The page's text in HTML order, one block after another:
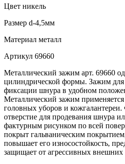
Цвет никель
Размер d-4,5мм
Материал металл
Артикул 69660
Металлический зажим арт. 69660
цилиндрической формы. Зажим для
фиксации шнура в удобном
Металлический зажим
головных уборов и
отверстие для продевания шнура
фактурным рисунком по всей
покрыт гальваническим
повышает его износостойкость,
защищает от агрессивных внешних